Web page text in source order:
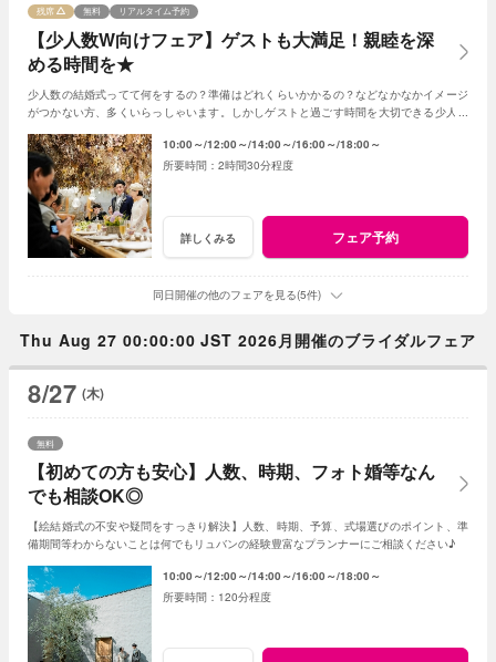
【少人数W向けフェア】ゲストも大満足！親睦を深
める時間を★
残席 無料 リアルタイム予約
少人数の結婚式ってて何をするの？準備はどれくらいかかるの？などなかなかイメージ
がつかない方、多くいらっしゃいます。しかしゲストと過ごす時間を大切できる少人数
10:00～ 12:00～ 14:00～ 16:00～ 18:00～
2時間30分程度
詳しくみる フェア予約
同日開催の他のフェアを見る(5件)
Thu Aug 27 00:00:00 JST 2026月開催のブライダルフェア
8/27 (木)
【初めての方も安心】人数、時期、フォト婚等なん
でも相談OK◎
無料
【絵結婚式の不安や疑問をすっきり解決】人数、時期、予算、式場選びのポイント、準
備期間等わからないことは何でもリュバンの経験豊富なプランナーにご相談ください♪
10:00～ 12:00～ 14:00～ 16:00～ 18:00～
120分程度